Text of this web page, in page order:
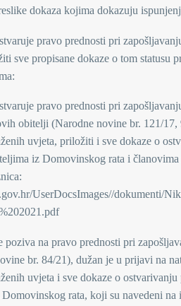
dokaza kojima dokazuju
pravo prednosti pri
sve propisane dokaze o tom statusu
pravo prednosti pri
obitelji (Narodne novine br. 121/
uvjeta, priložiti i sve dokaze o
iz Domovinskog rata i
UserDocsImages//dokumenti/
poziva na pravo prednosti pri
br. 84/21), dužan je u prijavi na
uvjeta i sve dokaze o
rata, koji su navedeni